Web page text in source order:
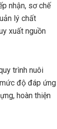
nhận, sơ chế
lý chất
xuất nguồn
trình nuôi
độ đáp ứng
hoàn thiện